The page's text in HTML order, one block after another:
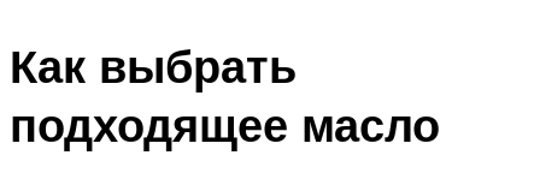
Как выбрать
подходящее масло